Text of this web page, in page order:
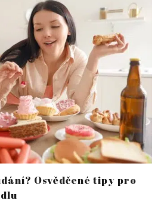
Osvědčené tipy pro